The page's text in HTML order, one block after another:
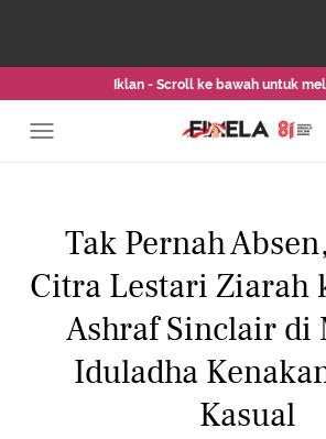
Iklan - Scroll ke bawah untuk
Tak Pernah
Citra Lestari Ziarah
Ashraf Sinclair di
Iduladha
Kasual